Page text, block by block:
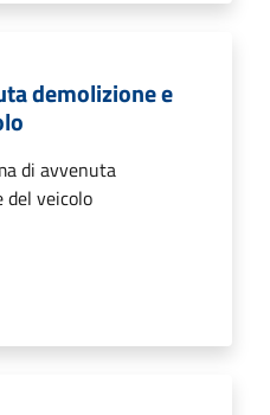
demolizione e
di avvenuta
del veicolo